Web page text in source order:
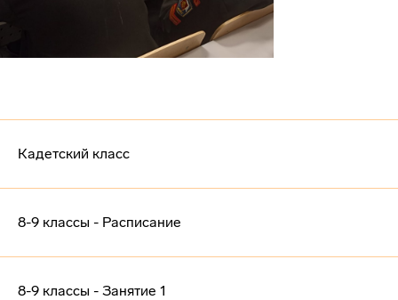
Кадетский класс
8-9 классы - Расписание
8-9 классы - Занятие 1